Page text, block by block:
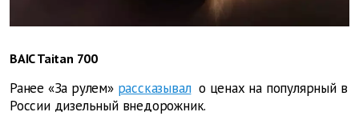
BAIC Taitan 700
Ранее «За рулем» рассказывал о ценах на популярный в
России дизельный внедорожник.